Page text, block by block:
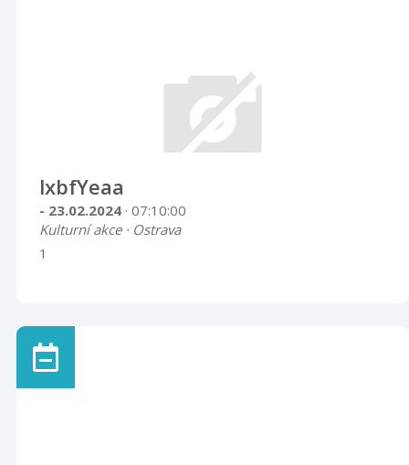
lxbfYeaa
- 23.02.2024 · 07:10:00
Kulturní akce · Ostrava
1